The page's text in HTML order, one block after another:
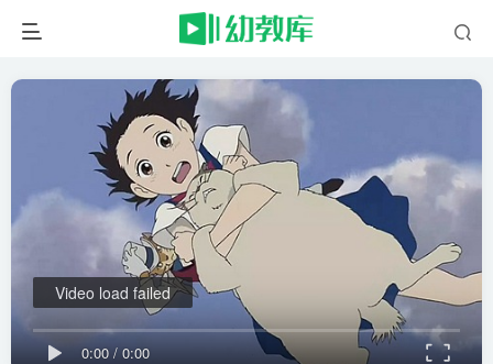
0:00/ 0:00
Video load failed